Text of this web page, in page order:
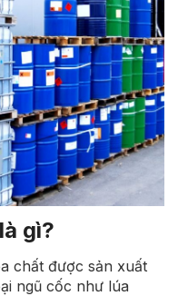
gì?
chất được sản xuất
ngũ cốc như lúa